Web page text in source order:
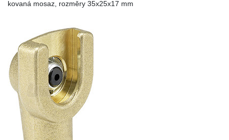
kovaná mosaz, rozměry 35x25x17 mm